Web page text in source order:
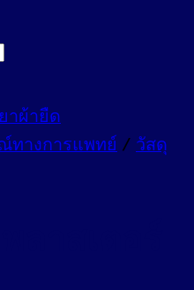
ทางการแพทย์ / วัสดุ